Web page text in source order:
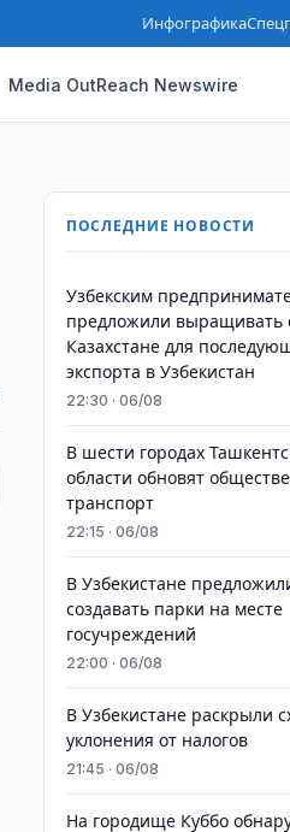
Инфографика
Media OutReach Newswire
ПОСЛЕДНИЕ НОВОСТИ
Узбекским
предложили выращивать
Казахстане для
экспорта в Узбекистан
22:30 · 06/08
В шести городах
области обновят
транспорт
22:15 · 06/08
В Узбекистане
создавать парки на месте
госучреждений
22:00 · 06/08
В Узбекистане раскрыли
уклонения от налогов
21:45 · 06/08
На городище Куббо